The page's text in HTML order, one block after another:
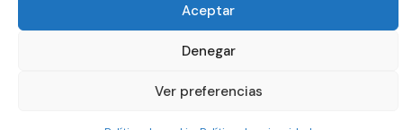
Aceptar
Denegar
Ver preferencias